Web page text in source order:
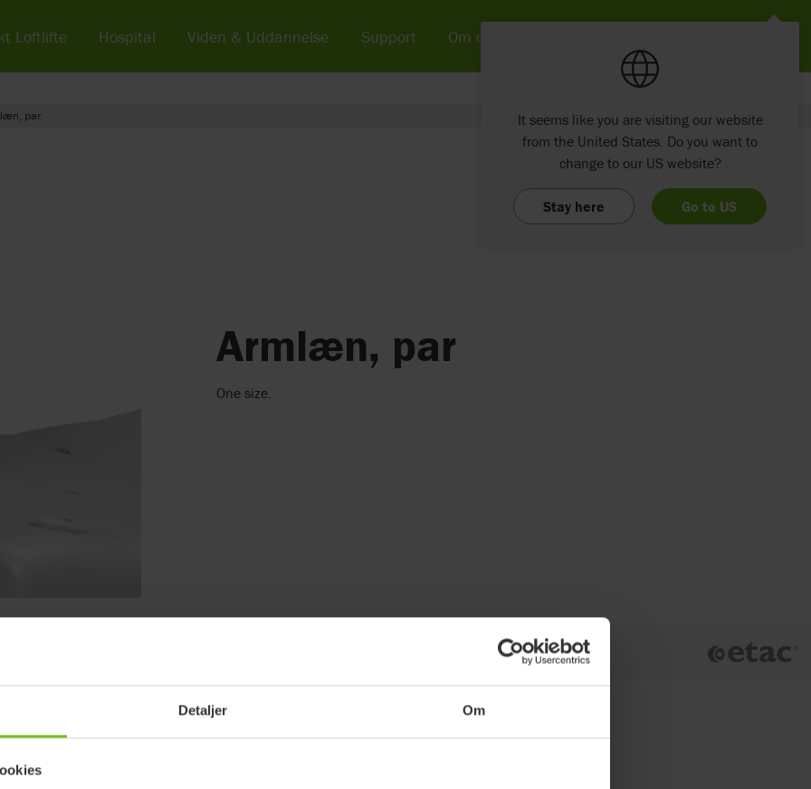
Detaljer Om
par
Armlæn, par
One size.
Loftlifte Hospital Viden & Uddannelse Support Om os
It seems like you are visiting our website
from the United States. Do you want to
change to our US website?
Stay here Go to US